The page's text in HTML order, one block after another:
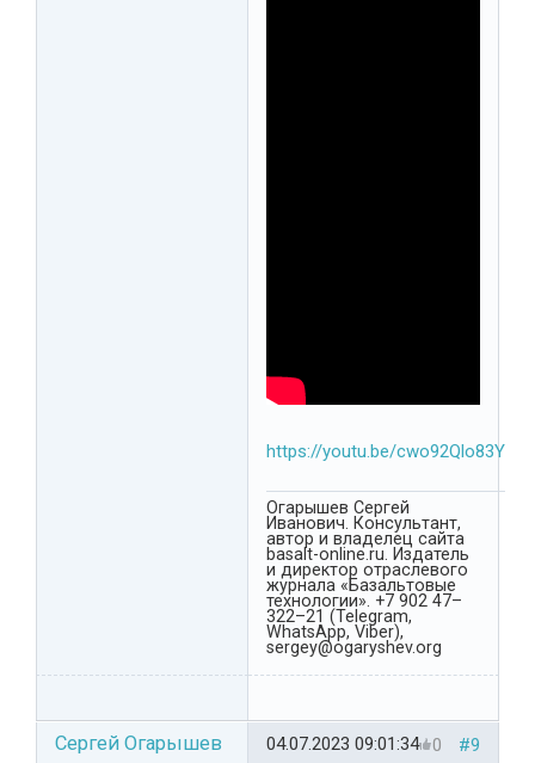
https://youtu.be/cwo92Qlo83Y
Огарышев Сергей
Иванович. Консультант,
автор и владелец сайта
basalt-online.ru. Издатель
и директор отраслевого
журнала «Базальтовые
технологии». +7 902 47–
322–21 (Telegram,
WhatsApp, Viber),
sergey@ogaryshev.org
Сергей Огарышев #9
0
04.07.2023 09:01:34